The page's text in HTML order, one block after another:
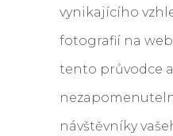
vynikajícího
fotografií na
tento průvodce
návštěvníky